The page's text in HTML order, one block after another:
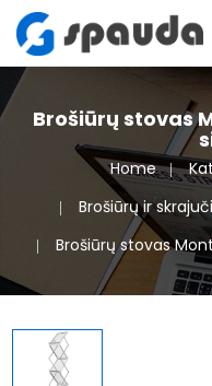
Brošiūrų stovas
Home
Brošiūrų ir
Brošiūrų stovas